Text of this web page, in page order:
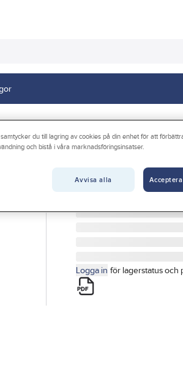
METALL-DUBBELNI
Logga in för lagerstatus och
du till lagring av cookies på din enhet för att
och bistå i våra marknadsföringsinsatser.
Avvisa alla